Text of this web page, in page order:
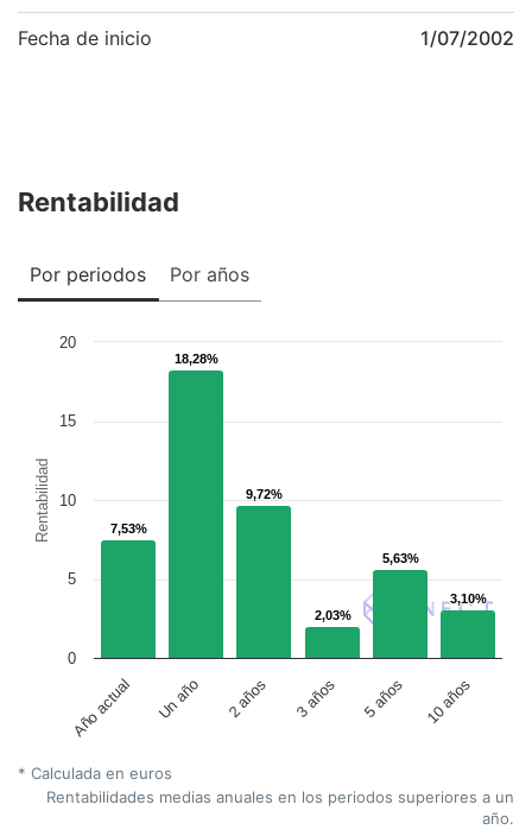
Fecha de inicio 1/07/2002
Rentabilidad
Por periodos Por años
Rentabilidad 7,53%
7,53%
18,28%
18,28%
9,72%
9,72%
2,03%
2,03%
5,63%
5,63%
3,10%
3,10%
Año actual Un año 2 años 3 años 5 años 10 años
0
5
10
15
20
* Calculada en euros
Rentabilidades medias anuales en los periodos superiores a un
año.